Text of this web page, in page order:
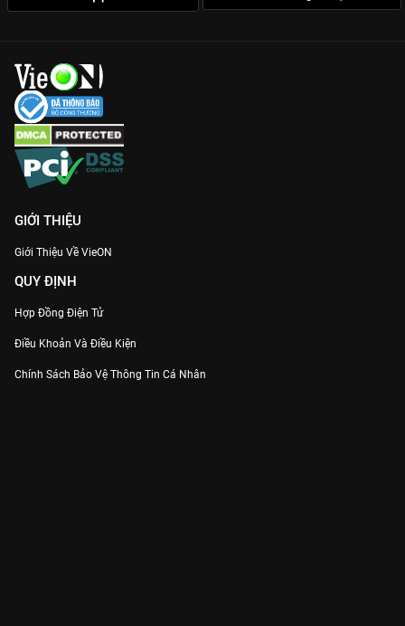
GIỚI THIỆU
Giới Thiệu Về VieON
QUY ĐỊNH
Hợp Đồng Điện Tử
Điều Khoản Và Điều Kiện
Chính Sách Bảo Vệ Thông Tin Cá Nhân